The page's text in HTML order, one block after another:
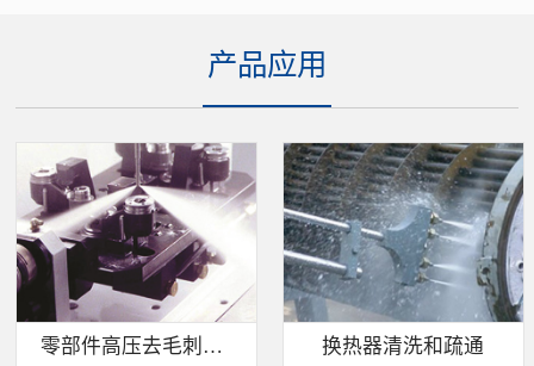
产品应用
零部件高压去毛刺清洗 换热器清洗和疏通